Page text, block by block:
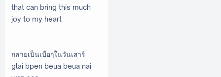
that can bring this much
joy to my heart
กลายเป็นเบื่อๆในวันเสาร์
glai bpen beua beua nai